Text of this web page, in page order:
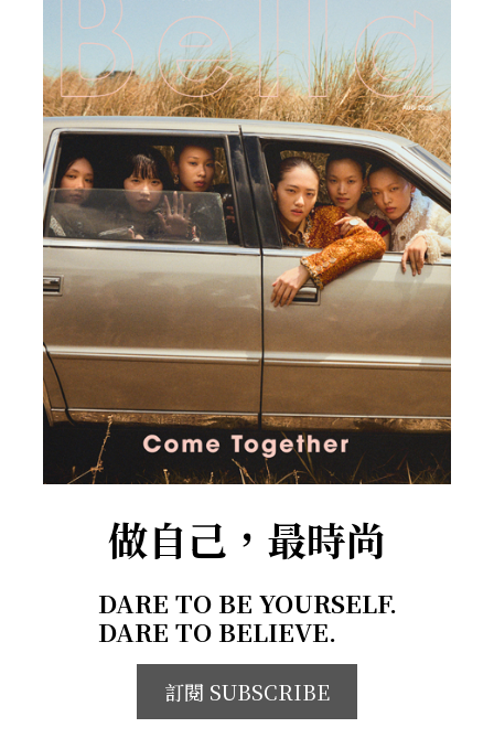
做自己，最時尚
DARE TO BE YOURSELF.
DARE TO BELIEVE.
訂閱 SUBSCRIBE